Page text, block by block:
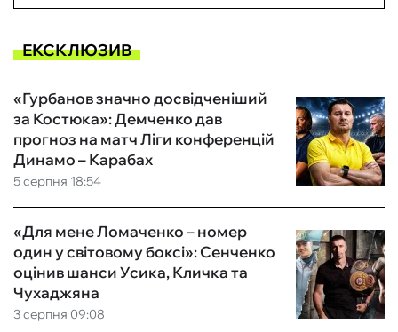
ЕКСКЛЮЗИВ
5 серпня 18:54
«Гурбанов значно досвідченіший
за Костюка»: Демченко дав
прогноз на матч Ліги конференцій
Динамо – Карабах
3 серпня 09:08
«Для мене Ломаченко – номер
один у світовому боксі»: Сенченко
оцінив шанси Усика, Кличка та
Чухаджяна